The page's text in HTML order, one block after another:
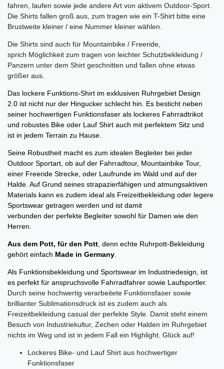
fahren, laufen sowie jede andere Art von aktivem Outdoor-Sport.
Die Shirts fallen groß aus, zum tragen wie ein T-Shirt bitte eine
Brustweite kleiner / eine Nummer kleiner wählen.
Die Shirts sind auch für Mountainbike / Freeride,
sprich Möglichkeit zum tragen von leichter Schutzbekleidung /
Panzern unter dem Shirt geschnitten und fallen ohne etwas
größer aus.
Das lockere Funktions-Shirt im exklusiven Ruhrgebiet Design
2.0 ist nicht nur der Hingucker schlecht hin. Es besticht neben
seiner hochwertigen Funktionsfaser als lockeres Fahrradtrikot
und robustes Bike oder Lauf Shirt auch mit perfektem Sitz und
ist in jedem Terrain zu Hause.
Seine Robustheit macht es zum idealen Begleiter bei jeder
Outdoor Sportart, ob auf der Fahrradtour, Mountainbike Tour,
einer Freeride Strecke, oder Laufrunde im Wald und auf der
Halde. Auf Grund seines strapazierfähigen und atmungsaktiven
Materials kann es zudem ideal als Freizeitbekleidung oder legere
Sportswear getragen werden und ist damit
verbunden der perfekte Begleiter sowohl für Damen wie den
Herren.
Aus dem Pott, für den Pott, denn echte Ruhrpott-Bekleidung
gehört einfach Made in Germany.
Als Funktionsbekleidung und Sportswear im Industriedesign, ist
es perfekt für anspruchsvolle Fahrradfahrer sowie Laufsportler.
Durch seine hochwertig verarbeitete Funktionsfaser sowie
brillianter Sublimationsdruck ist es zudem auch als
Freizeitbekleidung casual der perfekte Style. Damit steht einem
Besuch von Industriekultur, Zechen oder Halden im Ruhrgebiet
nichts im Weg und ist in jedem Fall ein Highlight. Glück auf!
Lockeres Bike- und Lauf Shirt aus hochwertiger
Funktionsfaser